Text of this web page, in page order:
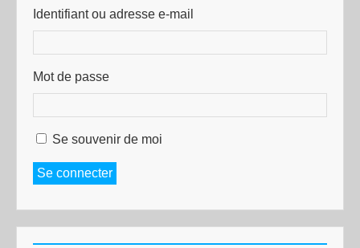
Identifiant ou adresse e-mail
Mot de passe
Se souvenir de moi
Se connecter